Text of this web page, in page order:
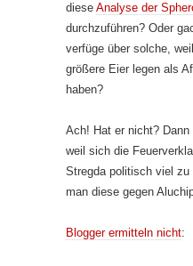
diese Analyse der
durchzuführen? Oder
verfüge über solche,
größere Eier legen als
haben?
Ach! Hat er nicht?
weil sich die
Stregda politisch viel
man diese gegen
Blogger ermitteln nicht: